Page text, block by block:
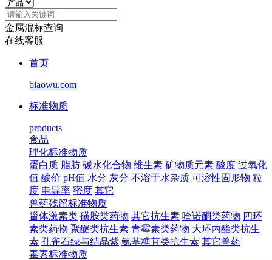
金属混标查询
在线客服
首页
biaowu.com
标准物质
products
食品
理化标准物质
蛋白质 脂肪 碳水化合物 维生素 矿物质元素 酸度 过氧化
值 酸价 pH值 水分 灰分 不溶于水杂质 可溶性固形物 粒
度 电导率 密度 其它
兽药残留标准物质
甾体激素类 磺胺类药物 其它抗生素 喹诺酮类药物 四环
素类药物 聚醚类抗生素 青霉素类药物 大环内酯类抗生
素 孔雀石绿与结晶紫 氨基糖苷类抗生素 其它兽药
毒素标准物质